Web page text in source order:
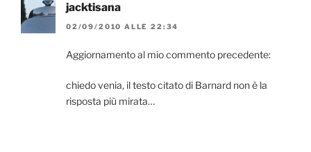
jacktisana
02/09/2010 ALLE 22:34
Aggiornamento al mio commento precedente:
chiedo venia, il testo citato di Barnard non è la
risposta più mirata…